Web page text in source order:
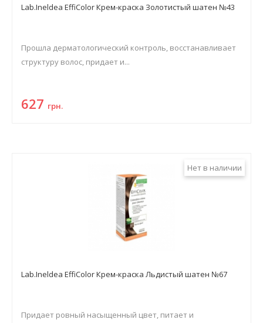
Lab.Ineldea EffiColor Крем-краска Золотистый шатен №43
Прошла дерматологический контроль, восстанавливает
структуру волос, придает и...
627 грн.
Нет в наличии
Lab.Ineldea EffiColor Крем-краска Льдистый шатен №67
Придает ровный насыщенный цвет, питает и